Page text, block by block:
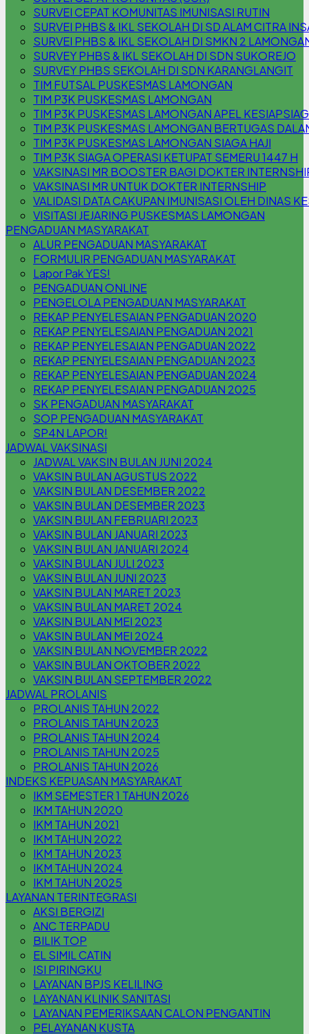
SURVEI CEPAT KOMUNITAS IMUNISASI RUTIN
SURVEI PHBS & IKL SEKOLAH DI SD ALAM CITRA
SURVEI PHBS & IKL SEKOLAH DI SMKN 2
SURVEY PHBS & IKL SEKOLAH DI SDN SUKOREJO
SURVEY PHBS SEKOLAH DI SDN KARANGLANGIT
TIM FUTSAL PUSKESMAS LAMONGAN
TIM P3K PUSKESMAS LAMONGAN
TIM P3K PUSKESMAS LAMONGAN APEL
TIM P3K PUSKESMAS LAMONGAN BERTUGAS
TIM P3K PUSKESMAS LAMONGAN SIAGA HAJI
TIM P3K SIAGA OPERASI KETUPAT SEMERU 1447 H
VAKSINASI MR BOOSTER BAGI DOKTER
VAKSINASI MR UNTUK DOKTER INTERNSHIP
VALIDASI DATA CAKUPAN IMUNISASI OLEH DINAS
VISITASI JEJARING PUSKESMAS LAMONGAN
PENGADUAN MASYARAKAT
ALUR PENGADUAN MASYARAKAT
FORMULIR PENGADUAN MASYARAKAT
Lapor Pak YES!
PENGADUAN ONLINE
PENGELOLA PENGADUAN MASYARAKAT
REKAP PENYELESAIAN PENGADUAN 2020
REKAP PENYELESAIAN PENGADUAN 2021
REKAP PENYELESAIAN PENGADUAN 2022
REKAP PENYELESAIAN PENGADUAN 2023
REKAP PENYELESAIAN PENGADUAN 2024
REKAP PENYELESAIAN PENGADUAN 2025
SK PENGADUAN MASYARAKAT
SOP PENGADUAN MASYARAKAT
SP4N LAPOR!
JADWAL VAKSINASI
JADWAL VAKSIN BULAN JUNI 2024
VAKSIN BULAN AGUSTUS 2022
VAKSIN BULAN DESEMBER 2022
VAKSIN BULAN DESEMBER 2023
VAKSIN BULAN FEBRUARI 2023
VAKSIN BULAN JANUARI 2023
VAKSIN BULAN JANUARI 2024
VAKSIN BULAN JULI 2023
VAKSIN BULAN JUNI 2023
VAKSIN BULAN MARET 2023
VAKSIN BULAN MARET 2024
VAKSIN BULAN MEI 2023
VAKSIN BULAN MEI 2024
VAKSIN BULAN NOVEMBER 2022
VAKSIN BULAN OKTOBER 2022
VAKSIN BULAN SEPTEMBER 2022
JADWAL PROLANIS
PROLANIS TAHUN 2022
PROLANIS TAHUN 2023
PROLANIS TAHUN 2024
PROLANIS TAHUN 2025
PROLANIS TAHUN 2026
INDEKS KEPUASAN MASYARAKAT
IKM SEMESTER 1 TAHUN 2026
IKM TAHUN 2020
IKM TAHUN 2021
IKM TAHUN 2022
IKM TAHUN 2023
IKM TAHUN 2024
IKM TAHUN 2025
LAYANAN TERINTEGRASI
AKSI BERGIZI
ANC TERPADU
BILIK TOP
EL SIMIL CATIN
ISI PIRINGKU
LAYANAN BPJS KELILING
LAYANAN KLINIK SANITASI
LAYANAN PEMERIKSAAN CALON PENGANTIN
PELAYANAN KUSTA